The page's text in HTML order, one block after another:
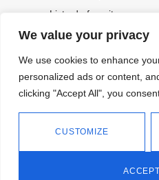
We value your privacy
We use cookies to enhance
personalized ads or content,
clicking "Accept All", you
CUSTOMIZE
Lista de favoritos
CONOCE NUESTRAS
OFERTAS...
2026.